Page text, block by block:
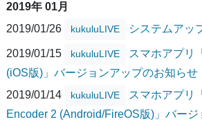
2019年 01月
2019/01/26
kukuluLIVE システムアッ
2019/01/15 kukuluLIVE
スマホアプリ
(iOS版)」バージョンアップのお知らせ
2019/01/14
kukuluLIVE
スマホアプリ
Encoder 2 (Android/FireOS版)」バー